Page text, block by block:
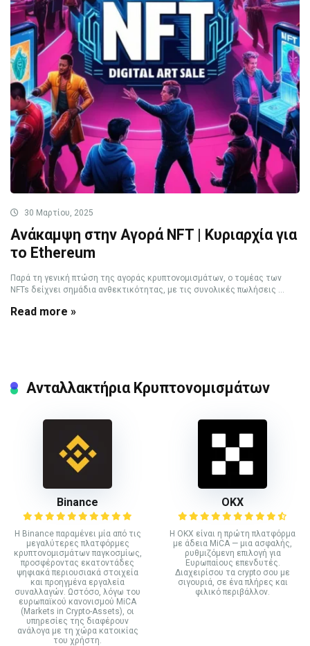
30 Μαρτίου, 2025
Ανάκαμψη στην Αγορά NFT | Κυριαρχία για
το Ethereum
Παρά τη γενική πτώση της αγοράς κρυπτονομισμάτων, ο τομέας των
NFTs δείχνει σημάδια ανθεκτικότητας, με τις συνολικές πωλήσεις ...
Read more »
Ανταλλακτήρια Κρυπτονομισμάτων
Binance
Η Binance παραμένει μία από τις
μεγαλύτερες πλατφόρμες
κρυπτονομισμάτων παγκοσμίως,
προσφέροντας εκατοντάδες
ψηφιακά περιουσιακά στοιχεία
και προηγμένα εργαλεία
συναλλαγών. Ωστόσο, λόγω του
ευρωπαϊκού κανονισμού MiCA
(Markets in Crypto-Assets), οι
υπηρεσίες της διαφέρουν
ανάλογα με τη χώρα κατοικίας
του χρήστη.
ΟΚΧ
Η OKX είναι η πρώτη πλατφόρμα
με άδεια MiCA — μια ασφαλής,
ρυθμιζόμενη επιλογή για
Ευρωπαίους επενδυτές.
Διαχειρίσου τα crypto σου με
σιγουριά, σε ένα πλήρες και
φιλικό περιβάλλον.